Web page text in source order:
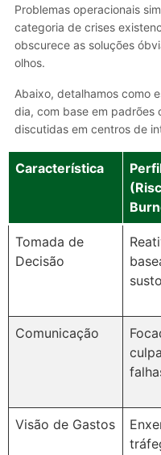
Problemas operacionais
categoria de crises
obscurece as soluções
olhos.
Abaixo, detalhamos como
dia, com base em padrões
discutidas em centros de
Característica
Tomada de
Decisão
Comunicação
Visão de Gastos